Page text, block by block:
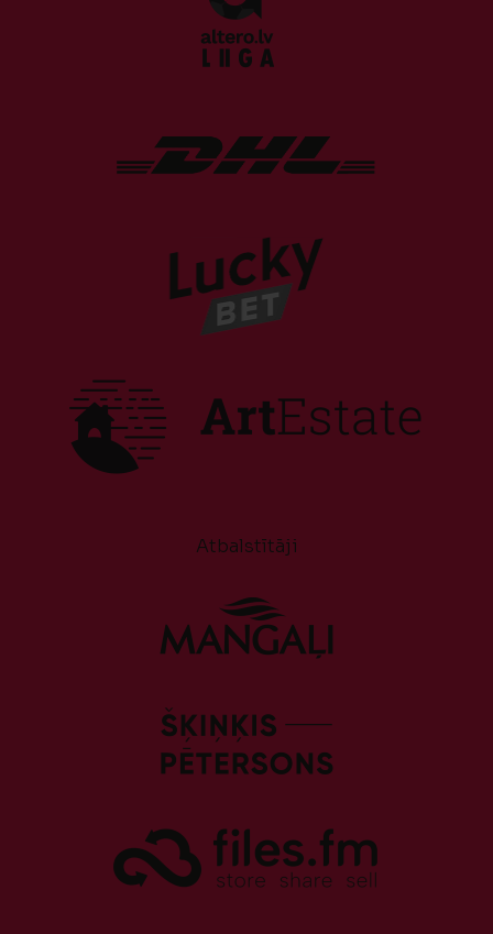
Atbalstītāji